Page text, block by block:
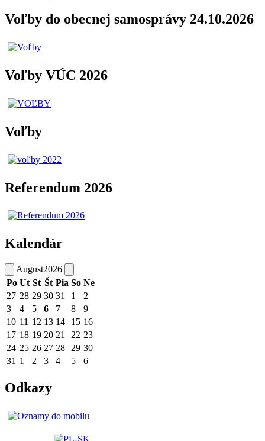
Voľby do obecnej samosprávy 24.10.2026
Voľby VÚC 2026
Voľby
Referendum 2026
Kalendár
August2026
Po Ut St Št Pia So Ne
27 28 29 30 31 1
2
3
4 5 6 7 8
9
10 11 12 13 14 15 16
17 18 19 20 21 22 23
24 25 26 27 28 29 30
31 1 2 3 4 5 6
Odkazy